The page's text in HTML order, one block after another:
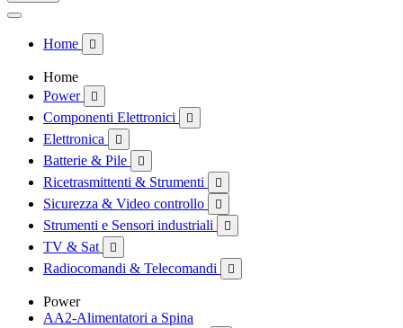
Home 
Home
Power

Componenti Elettronici 
Elettronica 
Batterie & Pile 
Ricetrasmittenti & Strumenti 
Sicurezza & Video controllo 
Strumenti e Sensori industriali 
TV & Sat 
Radiocomandi & Telecomandi 
Power
AA2-Alimentatori a Spina